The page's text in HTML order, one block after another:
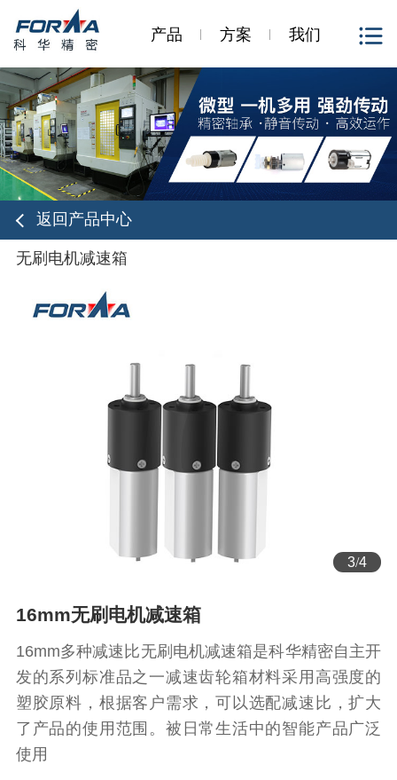
产品 方案 我们
返回产品中心
无刷电机减速箱
3/4
16mm无刷电机减速箱
16mm多种减速比无刷电机减速箱是科华精密自主开
发的系列标准品之一减速齿轮箱材料采用高强度的
塑胶原料，根据客户需求，可以选配减速比，扩大
了产品的使用范围。被日常生活中的智能产品广泛
使用